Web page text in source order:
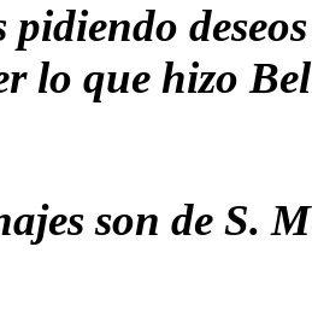
pidiendo
lo que hizo
son de S.